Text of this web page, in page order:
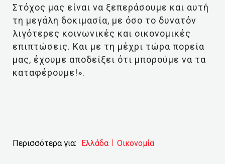
Στόχος μας είναι να ξεπεράσουμε και αυτή
τη μεγάλη δοκιμασία, με όσο το δυνατόν
λιγότερες κοινωνικές και οικονομικές
επιπτώσεις. Και με τη μέχρι τώρα πορεία
μας, έχουμε αποδείξει ότι μπορούμε να τα
καταφέρουμε!».
Περισσότερα για: Ελλάδα Οικονομία